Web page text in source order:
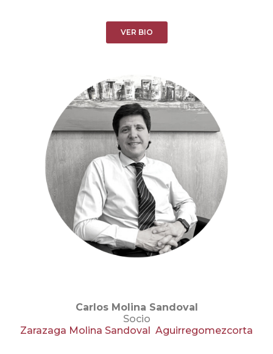
VER BIO
Carlos Molina Sandoval
Socio
Zarazaga Molina Sandoval Aguirregomezcorta